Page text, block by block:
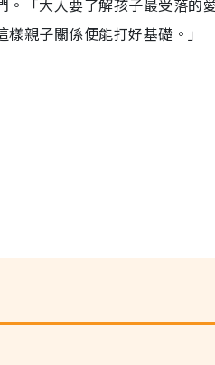
「大人要了解孩子最受落的
親子關係便能打好基礎。」